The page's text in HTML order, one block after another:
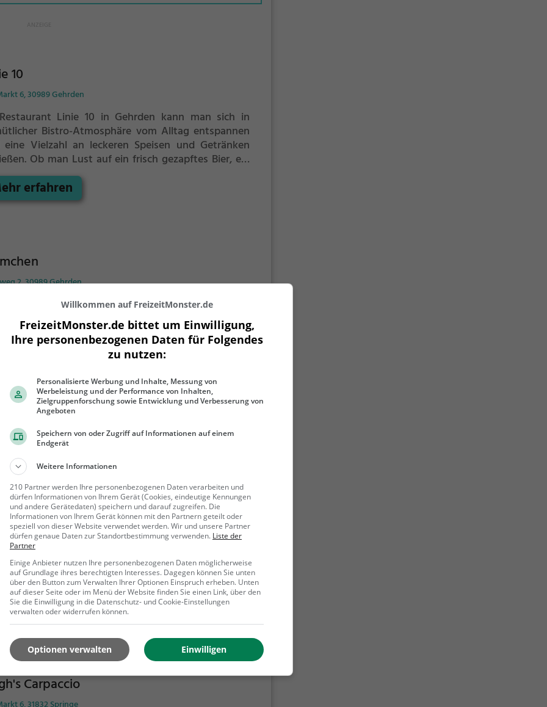
10
6, 30989 Gehrden
Linie 10 in Gehrden kann man sich in
Bistro-Atmosphäre vom Alltag entspannen
eine Vielzahl an leckeren Speisen und Getränken
Ob man Lust auf ein frisch gezapftes Bier, ein
Wein oder einen exotischen Cocktail hat, hier wird
garantiert fündig. Die vielfältige Speisekarte bietet
Geschmack das Passende und lässt keine
erfahren
2, 30989 Gehrden
Türmchen in Gehrden ist ein beliebter Treffpunkt für
Hier kann man in gemütlicher Atmosphäre
Abende verbringen und sich durch die
Auswahl an Bieren und Weinen probieren. Ob
mit Freunden oder Familie - das Türmchen bietet
jeden das passende Getränk. Dazu werden leckere
und kleine Gerichte serviert, die den Besuch
abrunden. Die Bar ist ein Ort, an dem man sich
und in geselliger Runde den Alltag hinter sich
kann.
Mehr erfahren
Hus
Straße 8, 30989 Gehrden
Bar Hischen Hus in Gehrden kann man sich auf eine
Auswahl an Getränken und Speisen freuen.
ob Bier, Wein oder Cocktails - hier ist für jeden
etwas dabei. Tauche ein in die gemütliche
spüre das rustikale Ambiente und genieße
entspannte Stimmung. Ob alleine, mit Freunden oder
Familie - hier kann man den Alltag hinter sich lassen
sich verwöhnen lassen. Ein Besuch in der Bar Hischen
verspricht ein kulinarisches Erlebnis für alle Sinne.
Mehr erfahren
Carpaccio
Willkommen auf FreizeitMonster.de
FreizeitMonster.de bittet um Einwilligung,
Ihre personenbezogenen Daten für Folgendes
zu nutzen:
Personalisierte Werbung und Inhalte, Messung von
Werbeleistung und der Performance von Inhalten,
Zielgruppenforschung sowie Entwicklung und Verbesserung von
Angeboten
Speichern von oder Zugriff auf Informationen auf einem
Endgerät
Weitere Informationen
210 Partner werden Ihre personenbezogenen Daten verarbeiten und
dürfen Informationen von Ihrem Gerät (Cookies, eindeutige Kennungen
und andere Gerätedaten) speichern und darauf zugreifen. Die
Informationen von Ihrem Gerät können mit den Partnern geteilt oder
speziell von dieser Website verwendet werden. Wir und unsere Partner
dürfen genaue Daten zur Standortbestimmung verwenden. Liste der
Partner
Einige Anbieter nutzen Ihre personenbezogenen Daten möglicherweise
auf Grundlage ihres berechtigten Interesses. Dagegen können Sie unten
über den Button zum Verwalten Ihrer Optionen Einspruch erheben. Unten
auf dieser Seite oder im Menü der Website finden Sie einen Link, über den
Sie die Einwilligung in die Datenschutz- und Cookie-Einstellungen
verwalten oder widerrufen können.
Einwilligen
Optionen verwalten